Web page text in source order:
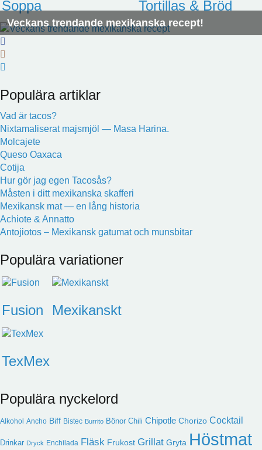
Soppa Tortillas & Bröd
Veckans trendande mexikanska recept!
Populära artiklar
Vad är tacos?
Nixtamaliserat majsmjöl — Masa Harina.
Molcajete
Queso Oaxaca
Cotija
Hur gör jag egen Tacosås?
Måsten i ditt mexikanska skafferi
Mexikansk mat — en lång historia
Achiote & Annatto
Antojiotos – Mexikansk gatumat och munsbitar
Populära variationer
Fusion Mexikanskt
TexMex
Populära nyckelord
Alkohol Ancho Biff Bistec Burrito Bönor Chili Chipotle Chorizo Cocktail
Drinkar Dryck Enchilada Fläsk Frukost Grillat Gryta Höstmat